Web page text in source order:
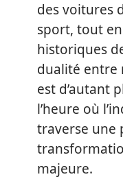
des voitures
sport, tout
historiques
dualité entre
est d’autant
l’heure où
traverse une
majeure.